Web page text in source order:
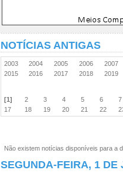
NOTÍCIAS ANTIGAS
2003 2004 2005 2006
2007
2015
2016 2017 2018 2019
[1] 2 3 4 5 6
17
18 19 20 21 22
Não existem notícias disponíveis para a
SEGUNDA-FEIRA, 1 DE